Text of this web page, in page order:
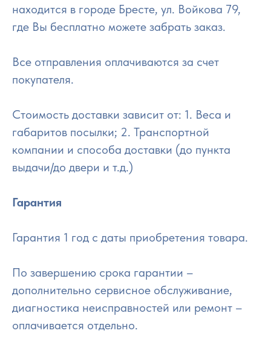
находится в городе Бресте, ул. Войкова 79,
где Вы бесплатно можете забрать заказ.
Все отправления оплачиваются за счет
покупателя.
Стоимость доставки зависит от: 1. Веса и
габаритов посылки; 2. Транспортной
компании и способа доставки (до пункта
выдачи/до двери и т.д.)
Гарантия
Гарантия 1 год с даты приобретения товара.
По завершению срока гарантии –
дополнительно сервисное обслуживание,
диагностика неисправностей или ремонт –
оплачивается отдельно.